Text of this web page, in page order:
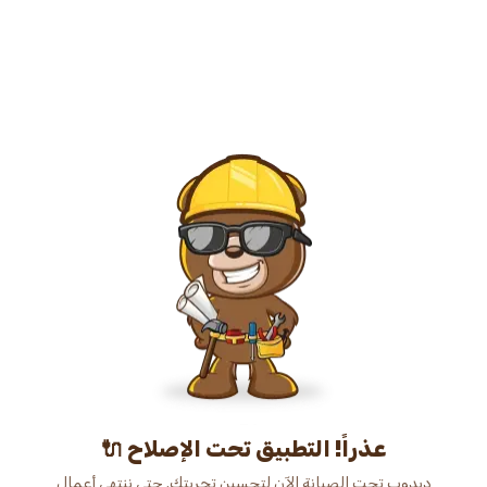
عذراً! التطبيق تحت الإصلاح 🔌
دبدوب تحت الصيانة الآن لتحسين تجربتك. حتى ننتهي أعمال